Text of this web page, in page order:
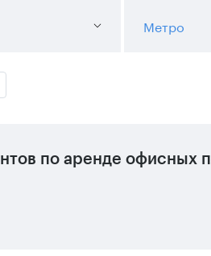
Метро
по аренде офисных